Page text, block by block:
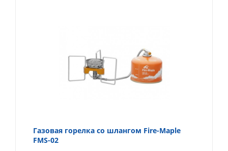
Газовая горелка со шлангом Fire-Maple
FMS-02